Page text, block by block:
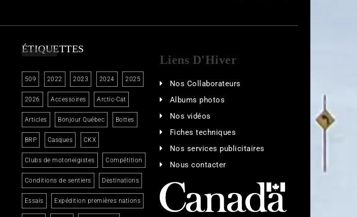
ÉTIQUETTES
509 2022 2023 2024 2025
2026 Accessoires Arctic-Cat
Articles Bonjour Québec Bottes
BRP Casques CKX
Clubs de motoneigistes Compétition
Conditions de sentiers Destinations
Essais Expédition premières nations
Liens D'Hiver
Nos Collaborateurs
Albums photos
Nos vidéos
Fiches techniques
Nos services publicitaires
Nous contacter